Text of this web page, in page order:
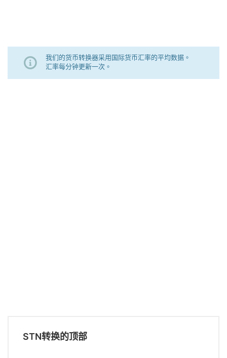
我们的货币转换器采用国际货币汇率的平均数据。
汇率每分钟更新一次。
STN转换的顶部